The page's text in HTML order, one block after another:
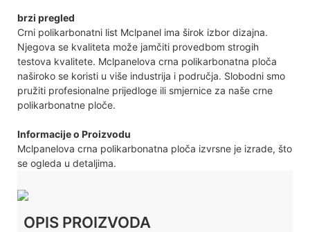
brzi pregled
Crni polikarbonatni list Mclpanel ima širok izbor dizajna.
Njegova se kvaliteta može jamčiti provedbom strogih
testova kvalitete. Mclpanelova crna polikarbonatna ploča
naširoko se koristi u više industrija i područja. Slobodni smo
pružiti profesionalne prijedloge ili smjernice za naše crne
polikarbonatne ploče.
Informacije o Proizvodu
Mclpanelova crna polikarbonatna ploča izvrsne je izrade, što
se ogleda u detaljima.
OPIS PROIZVODA